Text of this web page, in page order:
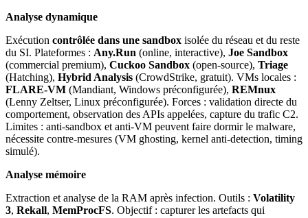
Analyse dynamique
Exécution contrôlée dans une sandbox isolée du réseau et du reste
du SI. Plateformes : Any.Run (online, interactive), Joe Sandbox
(commercial premium), Cuckoo Sandbox (open-source), Triage
(Hatching), Hybrid Analysis (CrowdStrike, gratuit). VMs locales :
FLARE-VM (Mandiant, Windows préconfigurée), REMnux
(Lenny Zeltser, Linux préconfigurée). Forces : validation directe du
comportement, observation des APIs appelées, capture du trafic C2.
Limites : anti-sandbox et anti-VM peuvent faire dormir le malware,
nécessite contre-mesures (VM ghosting, kernel anti-detection, timing
simulé).
Analyse mémoire
Extraction et analyse de la RAM après infection. Outils : Volatility
3, Rekall, MemProcFS. Objectif : capturer les artefacts qui